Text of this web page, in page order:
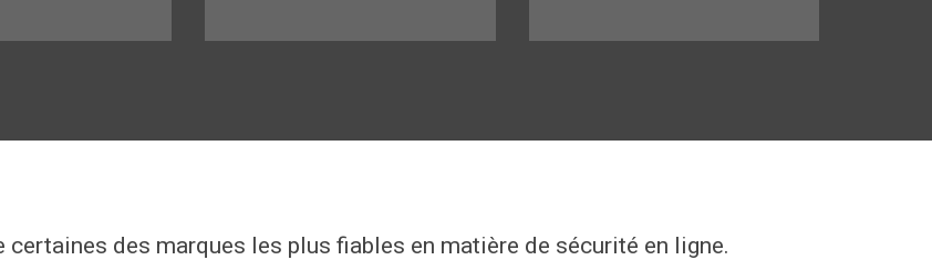
des marques les plus fiables en matière de sécurité en ligne.